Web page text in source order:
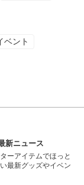
ベント
新ニュース
ーアイテムでほっと
最新グッズやイベン